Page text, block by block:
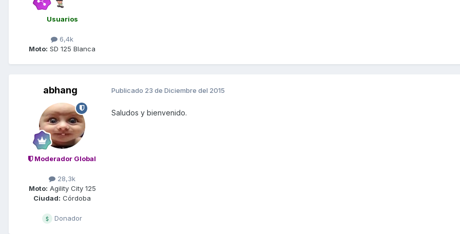
Usuarios
6,4k
Moto: SD 125 Blanca
abhang
Moderador Global
28,3k
Moto: Agility City 125
Ciudad: Córdoba
Donador
Publicado 23 de Diciembre del 2015
Saludos y bienvenido.